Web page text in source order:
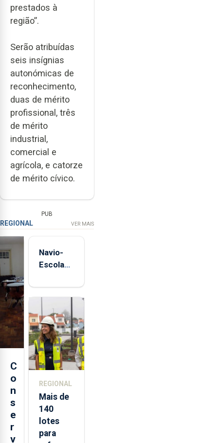
prestados à
região”.
Serão atribuídas
seis insígnias
autonómicas de
reconhecimento,
duas de mérito
profissional, três
de mérito
industrial,
comercial e
agrícola, e catorze
de mérito cívico.
PUB
REGIONAL VER MAIS
C
o
n
s
e
r
v
Navio-
Escola
está de
aos
Açores
REGIONAL
Mais de
140
lotes
para